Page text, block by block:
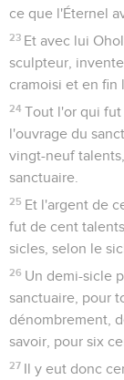
ce que l'Éternel
23 Et avec lui
sculpteur,
cramoisi et en fin
24 Tout l'or qui
l'ouvrage du
vingt-neuf
sanctuaire.
25 Et l'argent de
fut de cent
sicles, selon le
26 Un demi-sicle
sanctuaire, pour
dénombrement,
savoir, pour six
27 Il y eut donc